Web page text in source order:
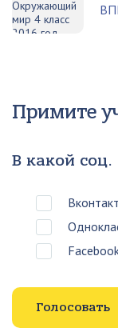
Примите
В какой соц.